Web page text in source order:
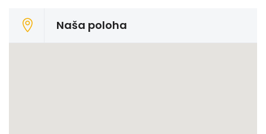
Naša poloha